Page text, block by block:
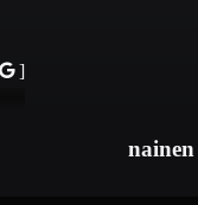
]
nainen